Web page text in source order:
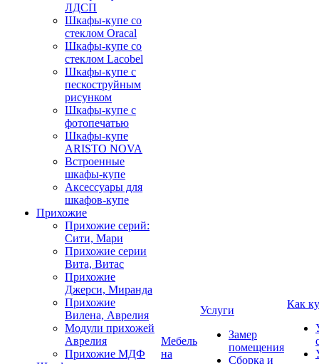
ЛДСП
Шкафы-купе со
стеклом Oracal
Шкафы-купе со
стеклом Lacobel
Шкафы-купе с
пескоструйным
рисунком
Шкафы-купе с
фотопечатью
Шкафы-купе
ARISTO NOVA
Встроенные
шкафы-купе
Аксессуары для
шкафов-купе
Прихожие
Прихожие серий:
Сити, Мари
Прихожие серии
Вита, Витас
Прихожие
Джерси, Миранда
Прихожие
Вилена, Аврелия
Модули прихожей
Аврелия
Прихожие МДФ
Мебель
на
Услуги
Замер
помещения
Сборка и
Как